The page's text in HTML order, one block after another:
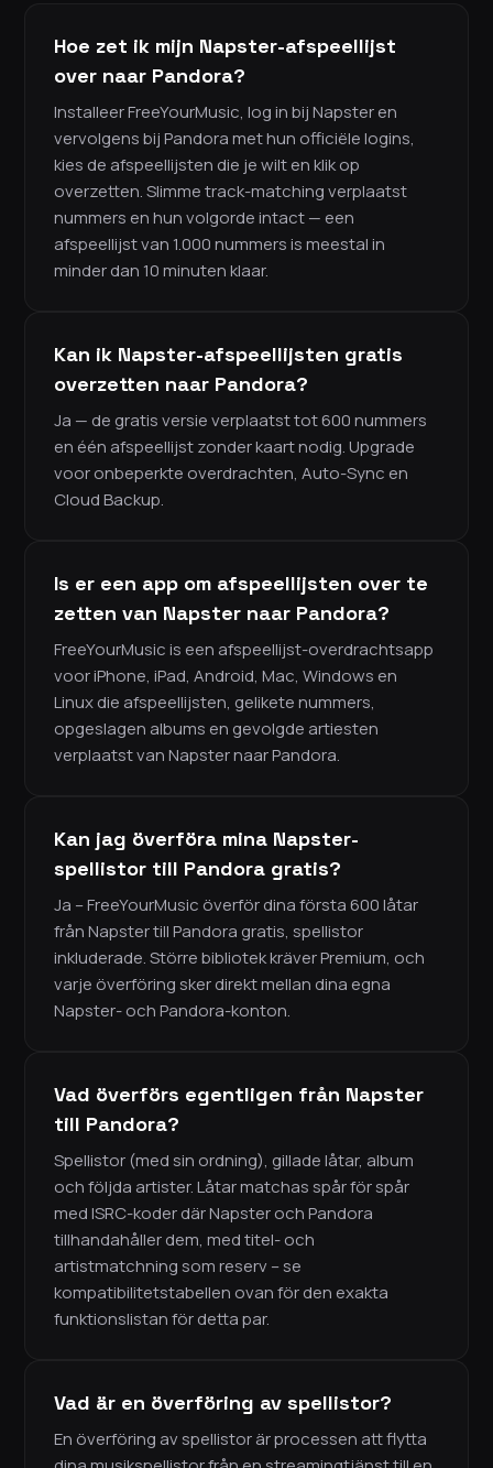
Hoe zet ik mijn Napster-afspeellijst
over naar Pandora?
Installeer FreeYourMusic, log in bij Napster en
vervolgens bij Pandora met hun officiële logins,
kies de afspeellijsten die je wilt en klik op
overzetten. Slimme track-matching verplaatst
nummers en hun volgorde intact — een
afspeellijst van 1.000 nummers is meestal in
minder dan 10 minuten klaar.
Kan ik Napster-afspeellijsten gratis
overzetten naar Pandora?
Ja — de gratis versie verplaatst tot 600 nummers
en één afspeellijst zonder kaart nodig. Upgrade
voor onbeperkte overdrachten, Auto-Sync en
Cloud Backup.
Is er een app om afspeellijsten over te
zetten van Napster naar Pandora?
FreeYourMusic is een afspeellijst-overdrachtsapp
voor iPhone, iPad, Android, Mac, Windows en
Linux die afspeellijsten, gelikete nummers,
opgeslagen albums en gevolgde artiesten
verplaatst van Napster naar Pandora.
Kan jag överföra mina Napster-
spellistor till Pandora gratis?
Ja – FreeYourMusic överför dina första 600 låtar
från Napster till Pandora gratis, spellistor
inkluderade. Större bibliotek kräver Premium, och
varje överföring sker direkt mellan dina egna
Napster- och Pandora-konton.
Vad överförs egentligen från Napster
till Pandora?
Spellistor (med sin ordning), gillade låtar, album
och följda artister. Låtar matchas spår för spår
med ISRC-koder där Napster och Pandora
tillhandahåller dem, med titel- och
artistmatchning som reserv – se
kompatibilitetstabellen ovan för den exakta
funktionslistan för detta par.
Vad är en överföring av spellistor?
En överföring av spellistor är processen att flytta